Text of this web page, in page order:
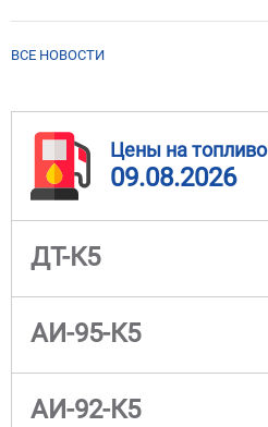
ВСЕ НОВОСТИ
Цены на топливо
09.08.2026
ДТ-К5
АИ-95-К5
АИ-92-К5